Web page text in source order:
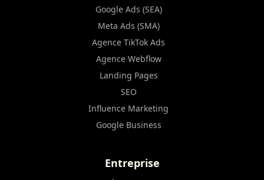
Google Ads (SEA)
Meta Ads (SMA)
Agence TikTok Ads
Agence Webflow
Landing Pages
SEO
Influence Marketing
Google Business
Entreprise